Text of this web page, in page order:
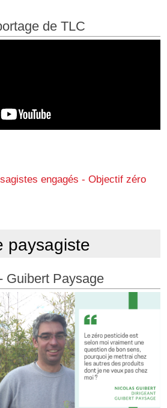
de TLC
engagés - Objectif zéro
paysagiste
Guibert Paysage